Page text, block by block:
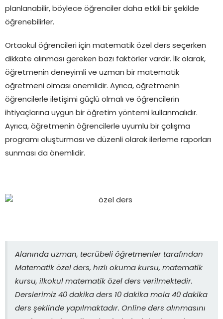
planlanabilir, böylece öğrenciler daha etkili bir şekilde
öğrenebilirler.
Ortaokul öğrencileri için matematik özel ders seçerken
dikkate alınması gereken bazı faktörler vardır. İlk olarak,
öğretmenin deneyimli ve uzman bir matematik
öğretmeni olması önemlidir. Ayrıca, öğretmenin
öğrencilerle iletişimi güçlü olmalı ve öğrencilerin
ihtiyaçlarına uygun bir öğretim yöntemi kullanmalıdır.
Ayrıca, öğretmenin öğrencilerle uyumlu bir çalışma
programı oluşturması ve düzenli olarak ilerleme raporları
sunması da önemlidir.
Alanında uzman, tecrübeli öğretmenler tarafından
Matematik özel ders, hızlı okuma kursu, matematik
kursu, ilkokul matematik özel ders verilmektedir.
Derslerimiz 40 dakika ders 10 dakika mola 40 dakika
ders şeklinde yapılmaktadır. Online ders alınmasını